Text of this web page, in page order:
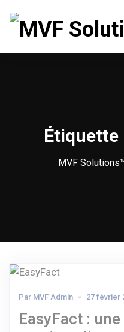
Étiquette
MVF
Par MVF Admin 27 février
EasyFact :